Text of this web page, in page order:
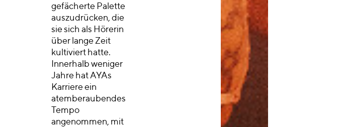
gefächerte Palette
auszudrücken, die
sie sich als Hörerin
über lange Zeit
kultiviert hatte.
Innerhalb weniger
Jahre hat AYAs
Karriere ein
atemberaubendes
Tempo
angenommen, mit